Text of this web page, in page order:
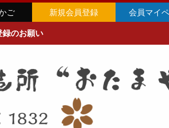
ご 新規会員登録 会員マイ
録のお願い